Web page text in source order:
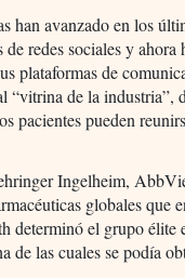
han avanzado en los
redes sociales y ahora
plataformas de
“vitrina de la industria”,
pacientes pueden
Ingelheim,
globales que
determinó el grupo élite
de las cuales se podía